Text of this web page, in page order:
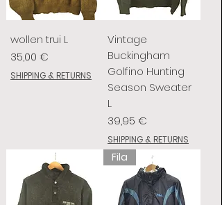
wollen trui L
Prix
35,00 €
SHIPPING & RETURNS
Vintage
Buckingham
Golfino Hunting
Season Sweater
L
Prix
39,95 €
SHIPPING & RETURNS
Fila